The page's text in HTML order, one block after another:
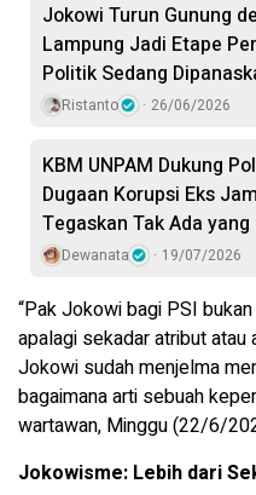
Jokowi Turun Gunung
Lampung Jadi Etape
Politik Sedang
Ristanto 26/06/2026
KBM UNPAM Dukung
Dugaan Korupsi Eks
Tegaskan Tak Ada
Dewanata 19/07/2026
“Pak Jokowi bagi PSI
apalagi sekadar atribut
Jokowi sudah menjelma
bagaimana arti sebuah
wartawan, Minggu (22/6/
Jokowisme: Lebih dari